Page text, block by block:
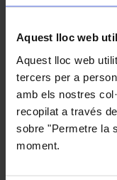
Aquest lloc web
Aquest lloc web
tercers per a
amb els nostres
recopilat a través
sobre "Permetre la
moment.